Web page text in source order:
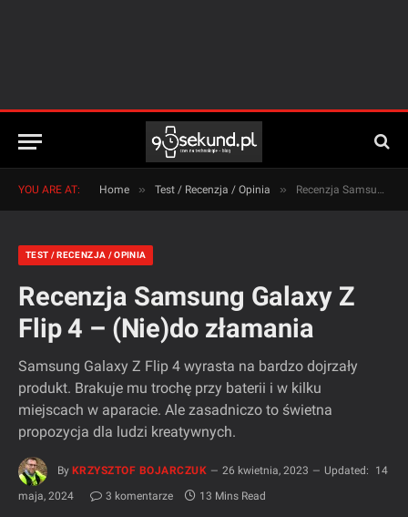
YOU ARE AT: Home » Test / Recenzja / Opinia » Recenzja Samsung Galaxy Z Flip 4 – (Nie)do złamania
TEST / RECENZJA / OPINIA
Recenzja Samsung Galaxy Z
Flip 4 – (Nie)do złamania
Samsung Galaxy Z Flip 4 wyrasta na bardzo dojrzały
produkt. Brakuje mu trochę przy baterii i w kilku
miejscach w aparacie. Ale zasadniczo to świetna
propozycja dla ludzi kreatywnych.
By KRZYSZTOF BOJARCZUK 26 kwietnia, 2023 Updated:
14
maja, 2024
3 komentarze 13 Mins Read